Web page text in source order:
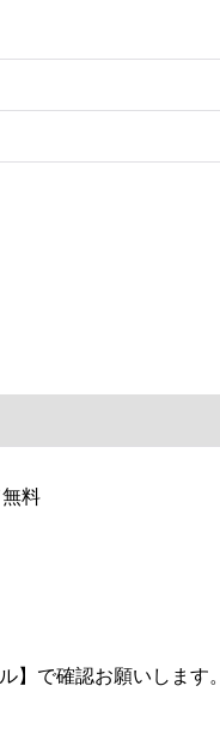
料
で確認お願いします。